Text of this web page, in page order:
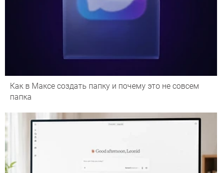
Как в Максе создать папку и почему это не совсем
папка